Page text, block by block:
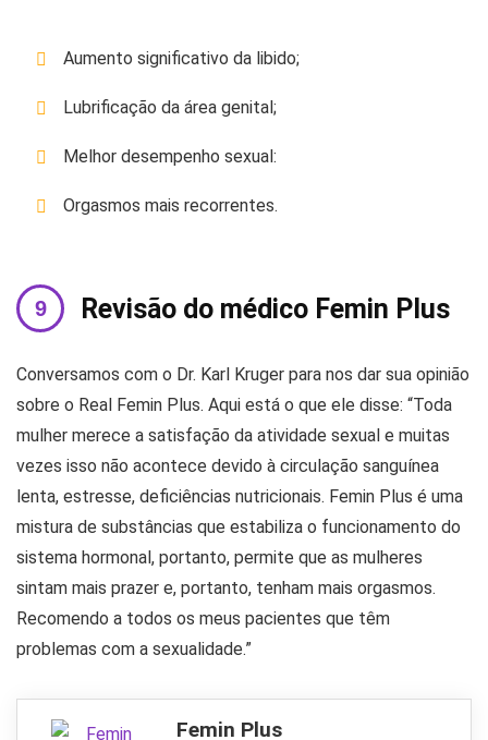
Aumento significativo da libido;
Lubrificação da área genital;
Melhor desempenho sexual:
Orgasmos mais recorrentes.
Revisão do médico Femin Plus
Conversamos com o Dr. Karl Kruger para nos dar sua opinião
sobre o Real Femin Plus. Aqui está o que ele disse: “Toda
mulher merece a satisfação da atividade sexual e muitas
vezes isso não acontece devido à circulação sanguínea
lenta, estresse, deficiências nutricionais. Femin Plus é uma
mistura de substâncias que estabiliza o funcionamento do
sistema hormonal, portanto, permite que as mulheres
sintam mais prazer e, portanto, tenham mais orgasmos.
Recomendo a todos os meus pacientes que têm
problemas com a sexualidade.”
Femin Plus